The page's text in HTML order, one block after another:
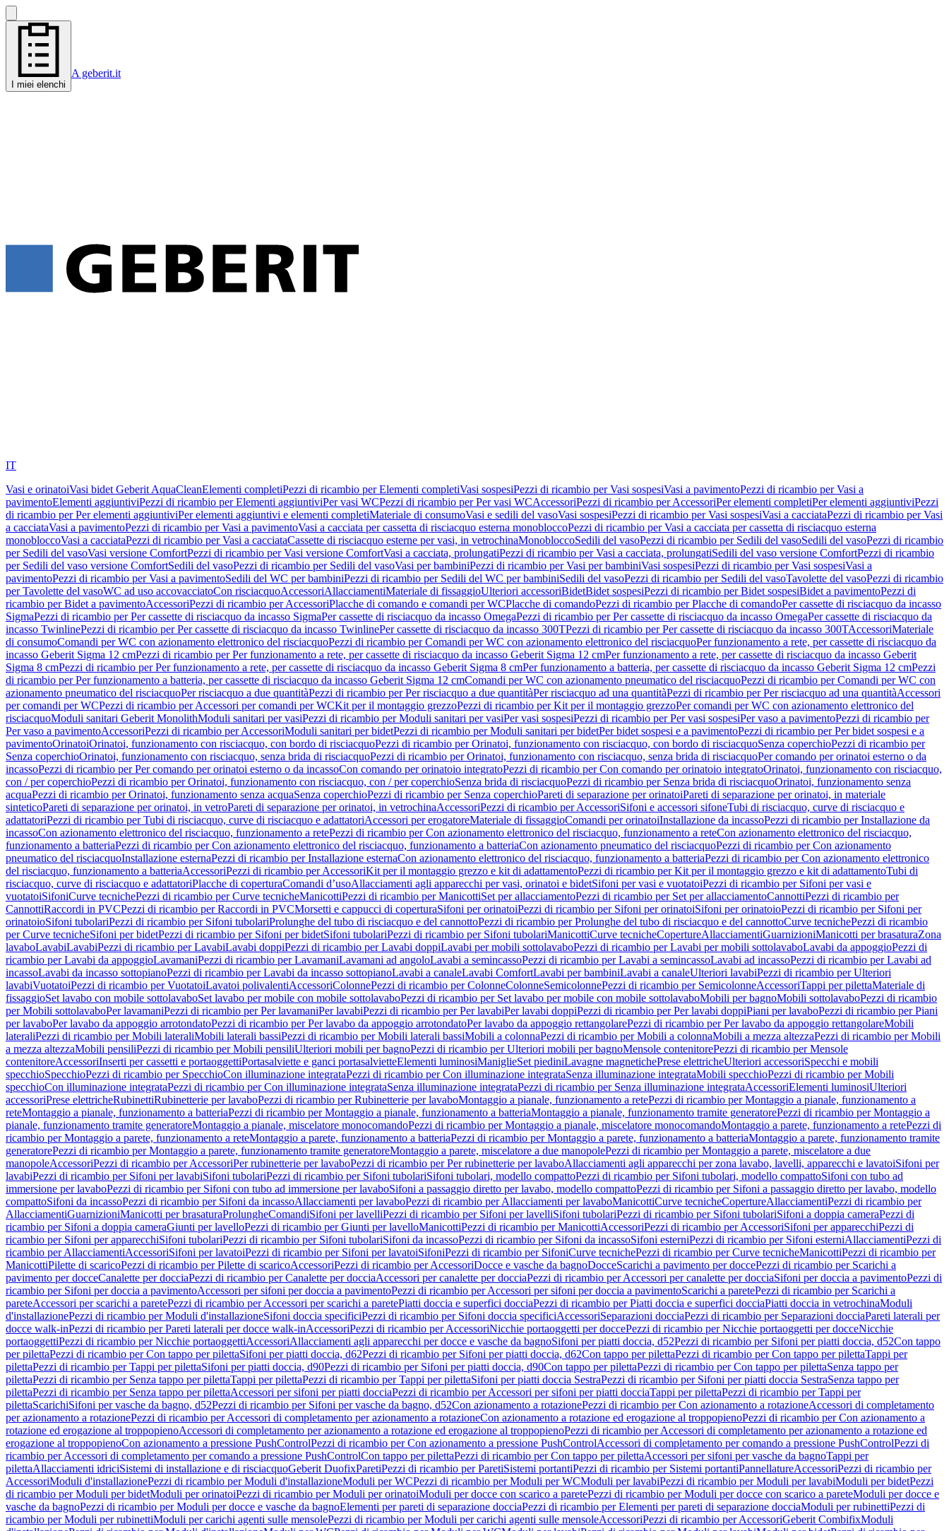
I miei elenchi
A geberit.it
IT
Vasi e orinatoiVasi bidet Geberit AquaCleanElementi completiPezzi di ricambio per Elementi completiVasi sospesiPezzi di ricambio per Vasi sospesiVasi a pavimentoPezzi di ricambio per Vasi a
pavimentoElementi aggiuntiviPezzi di ricambio per Elementi aggiuntiviPer vasi WCPezzi di ricambio per Per vasi WCAccessoriPezzi di ricambio per AccessoriPer elementi completiPer elementi aggiuntiviPezzi
di ricambio per Per elementi aggiuntiviPer elementi aggiuntivi e elementi completiMateriale di consumoVasi e sedili del vasoVasi sospesiPezzi di ricambio per Vasi sospesiVasi a cacciataPezzi di ricambio per Vasi
a cacciataVasi a pavimentoPezzi di ricambio per Vasi a pavimentoVasi a cacciata per cassetta di risciacquo esterna monobloccoPezzi di ricambio per Vasi a cacciata per cassetta di risciacquo esterna
monobloccoVasi a cacciataPezzi di ricambio per Vasi a cacciataCassette di risciacquo esterne per vasi, in vetrochinaMonobloccoSedili del vasoPezzi di ricambio per Sedili del vasoSedili del vasoPezzi di ricambio
per Sedili del vasoVasi versione ComfortPezzi di ricambio per Vasi versione ComfortVasi a cacciata, prolungatiPezzi di ricambio per Vasi a cacciata, prolungatiSedili del vaso versione ComfortPezzi di ricambio
per Sedili del vaso versione ComfortSedili del vasoPezzi di ricambio per Sedili del vasoVasi per bambiniPezzi di ricambio per Vasi per bambiniVasi sospesiPezzi di ricambio per Vasi sospesiVasi a
pavimentoPezzi di ricambio per Vasi a pavimentoSedili del WC per bambiniPezzi di ricambio per Sedili del WC per bambiniSedili del vasoPezzi di ricambio per Sedili del vasoTavolette del vasoPezzi di ricambio
per Tavolette del vasoWC ad uso accovacciatoCon risciacquoAccessoriAllacciamentiMateriale di fissaggioUlteriori accessoriBidetBidet sospesiPezzi di ricambio per Bidet sospesiBidet a pavimentoPezzi di
ricambio per Bidet a pavimentoAccessoriPezzi di ricambio per AccessoriPlacche di comando e comandi per WCPlacche di comandoPezzi di ricambio per Placche di comandoPer cassette di risciacquo da incasso
SigmaPezzi di ricambio per Per cassette di risciacquo da incasso SigmaPer cassette di risciacquo da incasso OmegaPezzi di ricambio per Per cassette di risciacquo da incasso OmegaPer cassette di risciacquo da
incasso TwinlinePezzi di ricambio per Per cassette di risciacquo da incasso TwinlinePer cassette di risciacquo da incasso 300TPezzi di ricambio per Per cassette di risciacquo da incasso 300TAccessoriMateriale
di consumoComandi per WC con azionamento elettronico del risciacquoPezzi di ricambio per Comandi per WC con azionamento elettronico del risciacquoPer funzionamento a rete, per cassette di risciacquo da
incasso Geberit Sigma 12 cmPezzi di ricambio per Per funzionamento a rete, per cassette di risciacquo da incasso Geberit Sigma 12 cmPer funzionamento a rete, per cassette di risciacquo da incasso Geberit
Sigma 8 cmPezzi di ricambio per Per funzionamento a rete, per cassette di risciacquo da incasso Geberit Sigma 8 cmPer funzionamento a batteria, per cassette di risciacquo da incasso Geberit Sigma 12 cmPezzi
di ricambio per Per funzionamento a batteria, per cassette di risciacquo da incasso Geberit Sigma 12 cmComandi per WC con azionamento pneumatico del risciacquoPezzi di ricambio per Comandi per WC con
azionamento pneumatico del risciacquoPer risciacquo a due quantitàPezzi di ricambio per Per risciacquo a due quantitàPer risciacquo ad una quantitàPezzi di ricambio per Per risciacquo ad una quantitàAccessori
per comandi per WCPezzi di ricambio per Accessori per comandi per WCKit per il montaggio grezzoPezzi di ricambio per Kit per il montaggio grezzoPer comandi per WC con azionamento elettronico del
risciacquoModuli sanitari Geberit MonolithModuli sanitari per vasiPezzi di ricambio per Moduli sanitari per vasiPer vasi sospesiPezzi di ricambio per Per vasi sospesiPer vaso a pavimentoPezzi di ricambio per
Per vaso a pavimentoAccessoriPezzi di ricambio per AccessoriModuli sanitari per bidetPezzi di ricambio per Moduli sanitari per bidetPer bidet sospesi e a pavimentoPezzi di ricambio per Per bidet sospesi e a
pavimentoOrinatoiOrinatoi, funzionamento con risciacquo, con bordo di risciacquoPezzi di ricambio per Orinatoi, funzionamento con risciacquo, con bordo di risciacquoSenza coperchioPezzi di ricambio per
Senza coperchioOrinatoi, funzionamento con risciacquo, senza brida di risciacquoPezzi di ricambio per Orinatoi, funzionamento con risciacquo, senza brida di risciacquoPer comando per orinatoi esterno o da
incassoPezzi di ricambio per Per comando per orinatoi esterno o da incassoCon comando per orinatoio integratoPezzi di ricambio per Con comando per orinatoio integratoOrinatoi, funzionamento con risciacquo,
con / per coperchioPezzi di ricambio per Orinatoi, funzionamento con risciacquo, con / per coperchioSenza brida di risciacquoPezzi di ricambio per Senza brida di risciacquoOrinatoi, funzionamento senza
acquaPezzi di ricambio per Orinatoi, funzionamento senza acquaSenza coperchioPezzi di ricambio per Senza coperchioPareti di separazione per orinatoiPareti di separazione per orinatoi, in materiale
sinteticoPareti di separazione per orinatoi, in vetroPareti di separazione per orinatoi, in vetrochinaAccessoriPezzi di ricambio per AccessoriSifoni e accessori sifoneTubi di risciacquo, curve di risciacquo e
adattatoriPezzi di ricambio per Tubi di risciacquo, curve di risciacquo e adattatoriAccessori per erogatoreMateriale di fissaggioComandi per orinatoiInstallazione da incassoPezzi di ricambio per Installazione da
incassoCon azionamento elettronico del risciacquo, funzionamento a retePezzi di ricambio per Con azionamento elettronico del risciacquo, funzionamento a reteCon azionamento elettronico del risciacquo,
funzionamento a batteriaPezzi di ricambio per Con azionamento elettronico del risciacquo, funzionamento a batteriaCon azionamento pneumatico del risciacquoPezzi di ricambio per Con azionamento
pneumatico del risciacquoInstallazione esternaPezzi di ricambio per Installazione esternaCon azionamento elettronico del risciacquo, funzionamento a batteriaPezzi di ricambio per Con azionamento elettronico
del risciacquo, funzionamento a batteriaAccessoriPezzi di ricambio per AccessoriKit per il montaggio grezzo e kit di adattamentoPezzi di ricambio per Kit per il montaggio grezzo e kit di adattamentoTubi di
risciacquo, curve di risciacquo e adattatoriPlacche di coperturaComandi d’usoAllacciamenti agli apparecchi per vasi, orinatoi e bidetSifoni per vasi e vuotatoiPezzi di ricambio per Sifoni per vasi e
vuotatoiSifoniCurve tecnichePezzi di ricambio per Curve tecnicheManicottiPezzi di ricambio per ManicottiSet per allacciamentoPezzi di ricambio per Set per allacciamentoCannottiPezzi di ricambio per
CannottiRaccordi in PVCPezzi di ricambio per Raccordi in PVCMorsetti e cappucci di coperturaSifoni per orinatoiPezzi di ricambio per Sifoni per orinatoiSifoni per orinatoioPezzi di ricambio per Sifoni per
orinatoioSifoni tubolariPezzi di ricambio per Sifoni tubolariProlunghe del tubo di risciacquo e del cannottoPezzi di ricambio per Prolunghe del tubo di risciacquo e del cannottoCurve tecnichePezzi di ricambio
per Curve tecnicheSifoni per bidetPezzi di ricambio per Sifoni per bidetSifoni tubolariPezzi di ricambio per Sifoni tubolariManicottiCurve tecnicheCopertureAllacciamentiGuarnizioniManicotti per brasaturaZona
lavaboLavabiLavabiPezzi di ricambio per LavabiLavabi doppiPezzi di ricambio per Lavabi doppiLavabi per mobili sottolavaboPezzi di ricambio per Lavabi per mobili sottolavaboLavabi da appoggioPezzi di
ricambio per Lavabi da appoggioLavamaniPezzi di ricambio per LavamaniLavamani ad angoloLavabi a semincassoPezzi di ricambio per Lavabi a semincassoLavabi ad incassoPezzi di ricambio per Lavabi ad
incassoLavabi da incasso sottopianoPezzi di ricambio per Lavabi da incasso sottopianoLavabi a canaleLavabi ComfortLavabi per bambiniLavabi a canaleUlteriori lavabiPezzi di ricambio per Ulteriori
lavabiVuotatoiPezzi di ricambio per VuotatoiLavatoi polivalentiAccessoriColonnePezzi di ricambio per ColonneColonneSemicolonnePezzi di ricambio per SemicolonneAccessoriTappi per pilettaMateriale di
fissaggioSet lavabo con mobile sottolavaboSet lavabo per mobile con mobile sottolavaboPezzi di ricambio per Set lavabo per mobile con mobile sottolavaboMobili per bagnoMobili sottolavaboPezzi di ricambio
per Mobili sottolavaboPer lavamaniPezzi di ricambio per Per lavamaniPer lavabiPezzi di ricambio per Per lavabiPer lavabi doppiPezzi di ricambio per Per lavabi doppiPiani per lavaboPezzi di ricambio per Piani
per lavaboPer lavabo da appoggio arrotondatoPezzi di ricambio per Per lavabo da appoggio arrotondatoPer lavabo da appoggio rettangolarePezzi di ricambio per Per lavabo da appoggio rettangolareMobili
lateraliPezzi di ricambio per Mobili lateraliMobili laterali bassiPezzi di ricambio per Mobili laterali bassiMobili a colonnaPezzi di ricambio per Mobili a colonnaMobili a mezza altezzaPezzi di ricambio per Mobili
a mezza altezzaMobili pensiliPezzi di ricambio per Mobili pensiliUlteriori mobili per bagnoPezzi di ricambio per Ulteriori mobili per bagnoMensole contenitorePezzi di ricambio per Mensole
contenitoreAccessoriInserti per cassetti e portaoggettiPortasalviette e ganci portasalvietteElementi luminosiManiglieSet piediniLavagne magnetichePrese elettricheUlteriori accessoriSpecchi e mobili
specchioSpecchioPezzi di ricambio per SpecchioCon illuminazione integrataPezzi di ricambio per Con illuminazione integrataSenza illuminazione integrataMobili specchioPezzi di ricambio per Mobili
specchioCon illuminazione integrataPezzi di ricambio per Con illuminazione integrataSenza illuminazione integrataPezzi di ricambio per Senza illuminazione integrataAccessoriElementi luminosiUlteriori
accessoriPrese elettricheRubinettiRubinetterie per lavaboPezzi di ricambio per Rubinetterie per lavaboMontaggio a pianale, funzionamento a retePezzi di ricambio per Montaggio a pianale, funzionamento a
reteMontaggio a pianale, funzionamento a batteriaPezzi di ricambio per Montaggio a pianale, funzionamento a batteriaMontaggio a pianale, funzionamento tramite generatorePezzi di ricambio per Montaggio a
pianale, funzionamento tramite generatoreMontaggio a pianale, miscelatore monocomandoPezzi di ricambio per Montaggio a pianale, miscelatore monocomandoMontaggio a parete, funzionamento a retePezzi di
ricambio per Montaggio a parete, funzionamento a reteMontaggio a parete, funzionamento a batteriaPezzi di ricambio per Montaggio a parete, funzionamento a batteriaMontaggio a parete, funzionamento tramite
generatorePezzi di ricambio per Montaggio a parete, funzionamento tramite generatoreMontaggio a parete, miscelatore a due manopolePezzi di ricambio per Montaggio a parete, miscelatore a due
manopoleAccessoriPezzi di ricambio per AccessoriPer rubinetterie per lavaboPezzi di ricambio per Per rubinetterie per lavaboAllacciamenti agli apparecchi per zona lavabo, lavelli, apparecchi e lavatoiSifoni per
lavabiPezzi di ricambio per Sifoni per lavabiSifoni tubolariPezzi di ricambio per Sifoni tubolariSifoni tubolari, modello compattoPezzi di ricambio per Sifoni tubolari, modello compattoSifoni con tubo ad
immersione per lavaboPezzi di ricambio per Sifoni con tubo ad immersione per lavaboSifoni a passaggio diretto per lavabo, modello compattoPezzi di ricambio per Sifoni a passaggio diretto per lavabo, modello
compattoSifoni da incassoPezzi di ricambio per Sifoni da incassoAllacciamenti per lavaboPezzi di ricambio per Allacciamenti per lavaboManicottiCurve tecnicheCopertureAllacciamentiPezzi di ricambio per
AllacciamentiGuarnizioniManicotti per brasaturaProlungheComandiSifoni per lavelliPezzi di ricambio per Sifoni per lavelliSifoni tubolariPezzi di ricambio per Sifoni tubolariSifoni a doppia cameraPezzi di
ricambio per Sifoni a doppia cameraGiunti per lavelloPezzi di ricambio per Giunti per lavelloManicottiPezzi di ricambio per ManicottiAccessoriPezzi di ricambio per AccessoriSifoni per apparecchiPezzi di
ricambio per Sifoni per apparecchiSifoni tubolariPezzi di ricambio per Sifoni tubolariSifoni da incassoPezzi di ricambio per Sifoni da incassoSifoni esterniPezzi di ricambio per Sifoni esterniAllacciamentiPezzi di
ricambio per AllacciamentiAccessoriSifoni per lavatoiPezzi di ricambio per Sifoni per lavatoiSifoniPezzi di ricambio per SifoniCurve tecnichePezzi di ricambio per Curve tecnicheManicottiPezzi di ricambio per
ManicottiPilette di scaricoPezzi di ricambio per Pilette di scaricoAccessoriPezzi di ricambio per AccessoriDocce e vasche da bagnoDocceScarichi a pavimento per doccePezzi di ricambio per Scarichi a
pavimento per docceCanalette per docciaPezzi di ricambio per Canalette per docciaAccessori per canalette per docciaPezzi di ricambio per Accessori per canalette per docciaSifoni per doccia a pavimentoPezzi di
ricambio per Sifoni per doccia a pavimentoAccessori per sifoni per doccia a pavimentoPezzi di ricambio per Accessori per sifoni per doccia a pavimentoScarichi a paretePezzi di ricambio per Scarichi a
pareteAccessori per scarichi a paretePezzi di ricambio per Accessori per scarichi a paretePiatti doccia e superfici docciaPezzi di ricambio per Piatti doccia e superfici docciaPiatti doccia in vetrochinaModuli
d'installazionePezzi di ricambio per Moduli d'installazioneSifoni doccia specificiPezzi di ricambio per Sifoni doccia specificiAccessoriSeparazioni docciaPezzi di ricambio per Separazioni docciaPareti laterali per
docce walk-inPezzi di ricambio per Pareti laterali per docce walk-inAccessoriPezzi di ricambio per AccessoriNicchie portaoggetti per doccePezzi di ricambio per Nicchie portaoggetti per docceNicchie
portaoggettiPezzi di ricambio per Nicchie portaoggettiAccessoriAllacciamenti agli apparecchi per docce e vasche da bagnoSifoni per piatti doccia, d52Pezzi di ricambio per Sifoni per piatti doccia, d52Con tappo
per pilettaPezzi di ricambio per Con tappo per pilettaSifoni per piatti doccia, d62Pezzi di ricambio per Sifoni per piatti doccia, d62Con tappo per pilettaPezzi di ricambio per Con tappo per pilettaTappi per
pilettaPezzi di ricambio per Tappi per pilettaSifoni per piatti doccia, d90Pezzi di ricambio per Sifoni per piatti doccia, d90Con tappo per pilettaPezzi di ricambio per Con tappo per pilettaSenza tappo per
pilettaPezzi di ricambio per Senza tappo per pilettaTappi per pilettaPezzi di ricambio per Tappi per pilettaSifoni per piatti doccia SestraPezzi di ricambio per Sifoni per piatti doccia SestraSenza tappo per
pilettaPezzi di ricambio per Senza tappo per pilettaAccessori per sifoni per piatti docciaPezzi di ricambio per Accessori per sifoni per piatti docciaTappi per pilettaPezzi di ricambio per Tappi per
pilettaScarichiSifoni per vasche da bagno, d52Pezzi di ricambio per Sifoni per vasche da bagno, d52Con azionamento a rotazionePezzi di ricambio per Con azionamento a rotazioneAccessori di completamento
per azionamento a rotazionePezzi di ricambio per Accessori di completamento per azionamento a rotazioneCon azionamento a rotazione ed erogazione al troppopienoPezzi di ricambio per Con azionamento a
rotazione ed erogazione al troppopienoAccessori di completamento per azionamento a rotazione ed erogazione al troppopienoPezzi di ricambio per Accessori di completamento per azionamento a rotazione ed
erogazione al troppopienoCon azionamento a pressione PushControlPezzi di ricambio per Con azionamento a pressione PushControlAccessori di completamento per comando a pressione PushControlPezzi di
ricambio per Accessori di completamento per comando a pressione PushControlCon tappo per pilettaPezzi di ricambio per Con tappo per pilettaAccessori per sifoni per vasche da bagnoTappi per
pilettaAllacciamenti idriciSistemi di installazione e di risciacquoGeberit DuofixParetiPezzi di ricambio per ParetiSistemi portantiPezzi di ricambio per Sistemi portantiPannellatureAccessoriPezzi di ricambio per
AccessoriModuli d'installazionePezzi di ricambio per Moduli d'installazioneModuli per WCPezzi di ricambio per Moduli per WCModuli per lavabiPezzi di ricambio per Moduli per lavabiModuli per bidetPezzi
di ricambio per Moduli per bidetModuli per orinatoiPezzi di ricambio per Moduli per orinatoiModuli per docce con scarico a paretePezzi di ricambio per Moduli per docce con scarico a pareteModuli per docce e
vasche da bagnoPezzi di ricambio per Moduli per docce e vasche da bagnoElementi per pareti di separazione docciaPezzi di ricambio per Elementi per pareti di separazione docciaModuli per rubinettiPezzi di
ricambio per Moduli per rubinettiModuli per carichi agenti sulle mensolePezzi di ricambio per Moduli per carichi agenti sulle mensoleAccessoriPezzi di ricambio per AccessoriGeberit CombifixModuli